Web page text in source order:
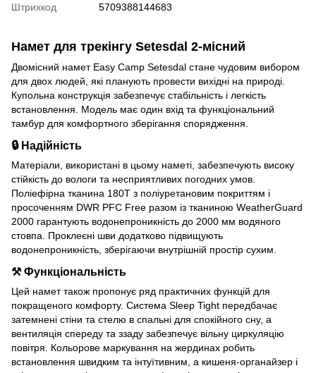
Штрихкод 5709388144683
Намет для трекінгу Setesdal 2-місний
Двомісний намет Easy Camp Setesdal стане чудовим вибором
для двох людей, які планують провести вихідні на природі.
Купольна конструкція забезпечує стабільність і легкість
встановлення. Модель має один вхід та функціональний
тамбур для комфортного зберігання спорядження.
🔒 Надійність
Матеріали, використані в цьому наметі, забезпечують високу
стійкість до вологи та несприятливих погодних умов.
Поліефірна тканина 180T з поліуретановим покриттям і
просоченням DWR PFC Free разом із тканиною WeatherGuard
2000 гарантують водонепроникність до 2000 мм водяного
стовпа. Проклеєні шви додатково підвищують
водонепроникність, зберігаючи внутрішній простір сухим.
⚒︎ Функціональність
Цей намет також пропонує ряд практичних функцій для
покращеного комфорту. Система Sleep Tight передбачає
затемнені стіни та стелю в спальні для спокійного сну, а
вентиляція спереду та ззаду забезпечує вільну циркуляцію
повітря. Кольорове маркування на жердинах робить
встановлення швидким та інтуїтивним, а кишеня-органайзер і